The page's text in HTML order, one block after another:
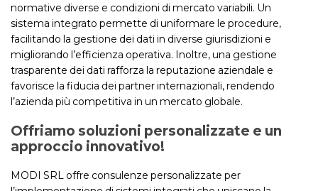
normative diverse e condizioni di mercato variabili. Un
sistema integrato permette di uniformare le procedure,
facilitando la gestione dei dati in diverse giurisdizioni e
migliorando l’efficienza operativa. Inoltre, una gestione
trasparente dei dati rafforza la reputazione aziendale e
favorisce la fiducia dei partner internazionali, rendendo
l’azienda più competitiva in un mercato globale.
Offriamo soluzioni personalizzate e un
approccio innovativo!
MODI SRL offre consulenze personalizzate per